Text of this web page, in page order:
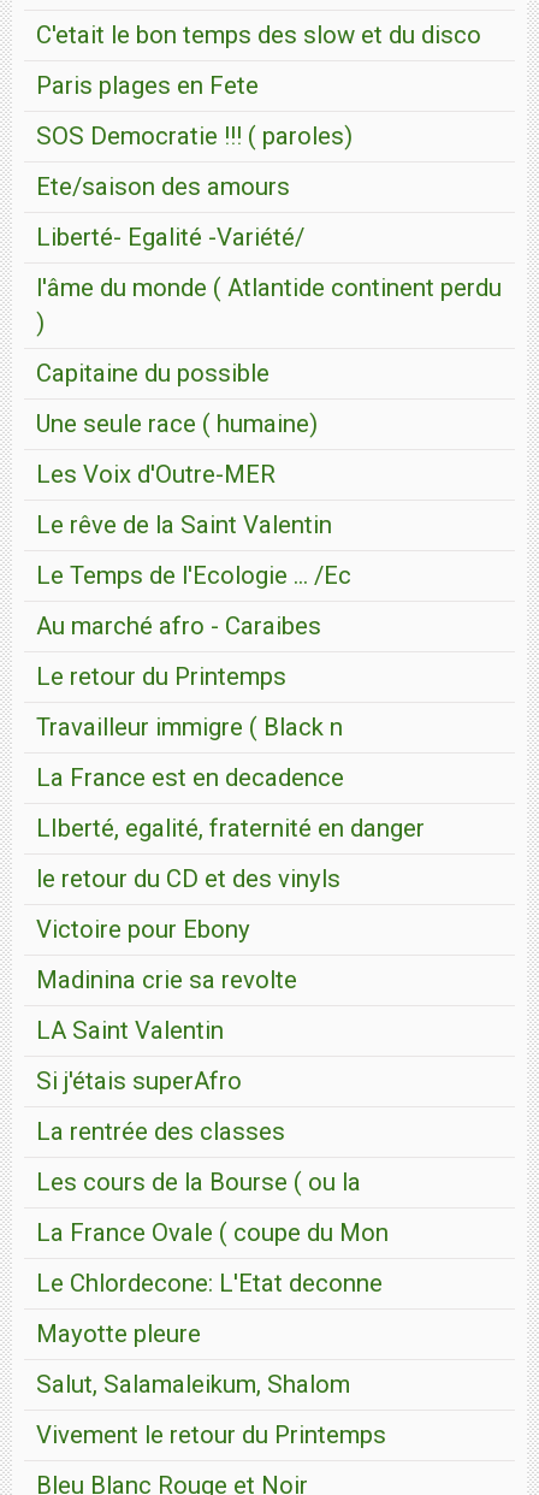
C'etait le bon temps des slow et du disco
Paris plages en Fete
SOS Democratie !!! ( paroles)
Ete/saison des amours
Liberté- Egalité -Variété/
l'âme du monde ( Atlantide continent perdu
)
Capitaine du possible
Une seule race ( humaine)
Les Voix d'Outre-MER
Le rêve de la Saint Valentin
Le Temps de l'Ecologie ... /Ec
Au marché afro - Caraibes
Le retour du Printemps
Travailleur immigre ( Black n
La France est en decadence
LIberté, egalité, fraternité en danger
le retour du CD et des vinyls
Victoire pour Ebony
Madinina crie sa revolte
LA Saint Valentin
Si j'étais superAfro
La rentrée des classes
Les cours de la Bourse ( ou la
La France Ovale ( coupe du Mon
Le Chlordecone: L'Etat deconne
Mayotte pleure
Salut, Salamaleikum, Shalom
Vivement le retour du Printemps
Bleu Blanc Rouge et Noir